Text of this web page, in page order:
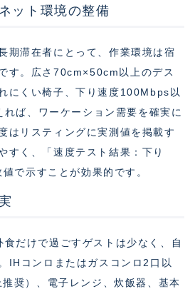
ット環境の整備
期滞在者にとって、作業環境は宿
す。広さ70cm×50cm以上のデス
にくい椅子、下り速度100Mbps以
ば、ワーケーション需要を確実に
はリスティングに実測値を掲載す
すく、「速度テスト結果：下り
で示すことが効果的です。
だけで過ごすゲストは少なく、自
IHコンロまたはガスコンロ2口以
奨）、電子レンジ、炊飯器、基本